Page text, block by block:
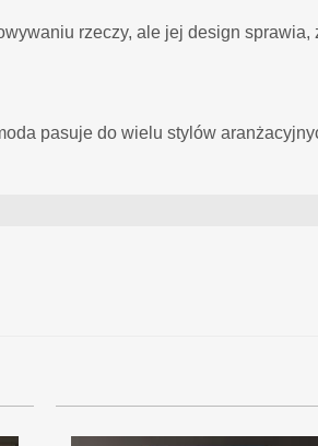
rzeczy, ale jej design
pasuje do wielu stylów